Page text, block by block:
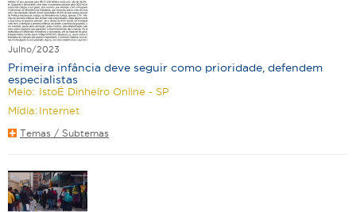
Julho/2023
Primeira infância deve seguir como prioridade, defendem
especialistas
Meio: IstoÉ Dinheiro Online - SP
Mídia: Internet
Temas / Subtemas